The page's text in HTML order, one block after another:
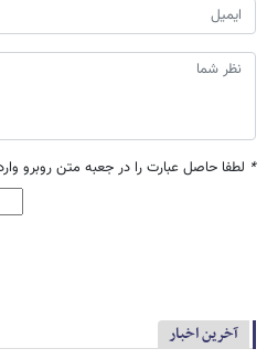
* لطفا حاصل عبارت را در جعبه متن روبرو
آخرین اخبار